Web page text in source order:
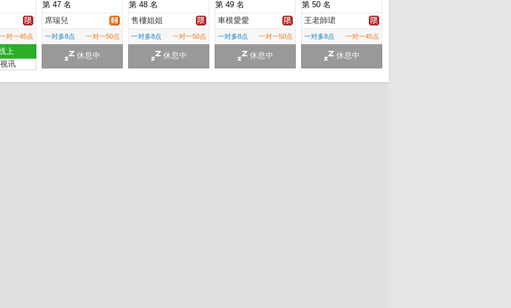
一对一45点
上
讯
第 47 名
席瑞兒
一对多8点 一对一50点
休息中
第 48 名
售樓姐姐
一对多8点 一对一50点
休息中
第 49 名
車模愛愛
一对多8点 一对一50点
休息中
第 50 名
王老師珺
一对多8点 一对一45点
休息中